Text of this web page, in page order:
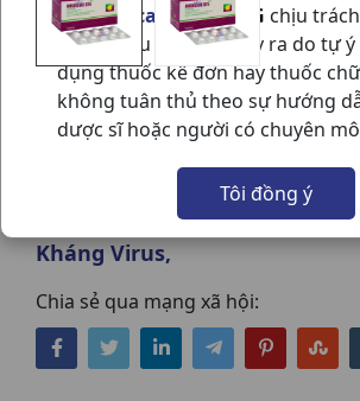
VN Medical sẽKHÔNG chịu
bất kỳ hậu quả nào xảy ra do tự
dụng thuốc kê đơn hay thuốc
không tuân thủ theo sự hướng
dược sĩ hoặc người có chuyên
Tôi đồng ý
AUGXICINE 625 H6VI10VN
Kháng Sinh -
Kháng Virus,
Chia sẻ qua mạng xã hội: